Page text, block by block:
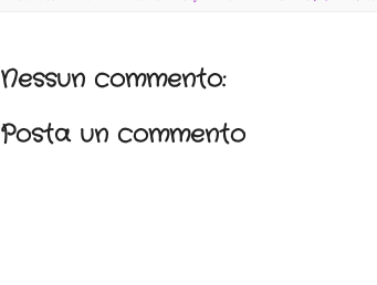
Nessun commento:
Posta un commento